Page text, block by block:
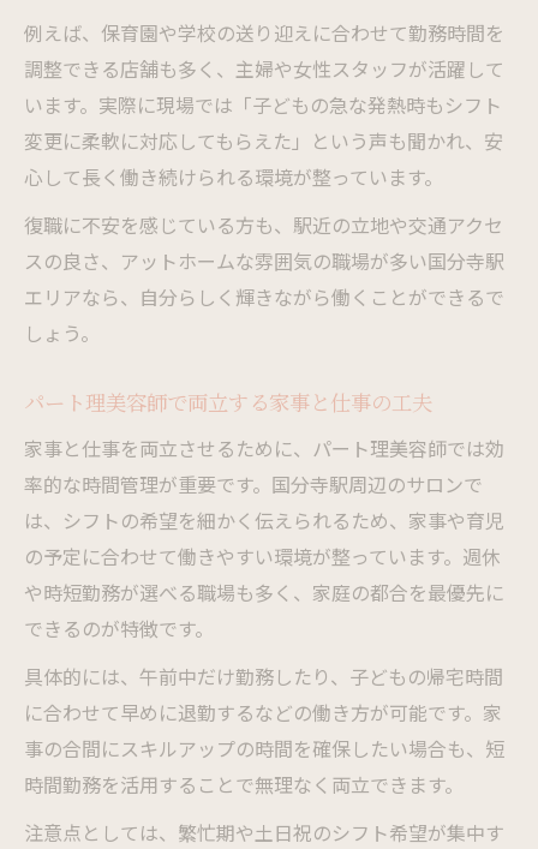
例えば、保育園や学校の送り迎えに合わせて勤務時間を
調整できる店舗も多く、主婦や女性スタッフが活躍して
います。実際に現場では「子どもの急な発熱時もシフト
変更に柔軟に対応してもらえた」という声も聞かれ、安
心して長く働き続けられる環境が整っています。
復職に不安を感じている方も、駅近の立地や交通アクセ
スの良さ、アットホームな雰囲気の職場が多い国分寺駅
エリアなら、自分らしく輝きながら働くことができるで
しょう。
パート理美容師で両立する家事と仕事の工夫
家事と仕事を両立させるために、パート理美容師では効
率的な時間管理が重要です。国分寺駅周辺のサロンで
は、シフトの希望を細かく伝えられるため、家事や育児
の予定に合わせて働きやすい環境が整っています。週休
や時短勤務が選べる職場も多く、家庭の都合を最優先に
できるのが特徴です。
具体的には、午前中だけ勤務したり、子どもの帰宅時間
に合わせて早めに退勤するなどの働き方が可能です。家
事の合間にスキルアップの時間を確保したい場合も、短
時間勤務を活用することで無理なく両立できます。
注意点としては、繁忙期や土日祝のシフト希望が集中す